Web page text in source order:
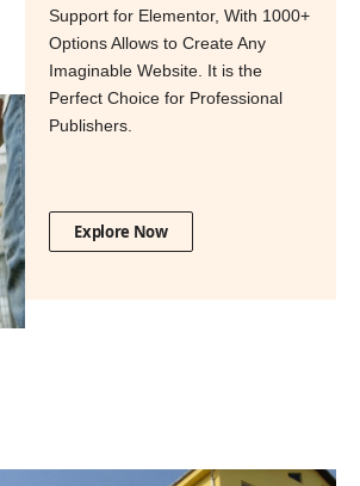
Support for Elementor, With 1000+
Options Allows to Create Any
Imaginable Website. It is the
Perfect Choice for Professional
Publishers.
Explore Now